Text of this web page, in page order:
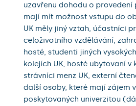
uzavřenu dohodu o provedení
mají mít možnost vstupu do
UK měly jiný vztah, účastníci
celoživotního vzdělávání,
hosté, studenti jiných
kolejích UK, hosté ubytovaní v
strávníci menz UK, externí
další osoby, které mají zájem
poskytovaných univerzitou